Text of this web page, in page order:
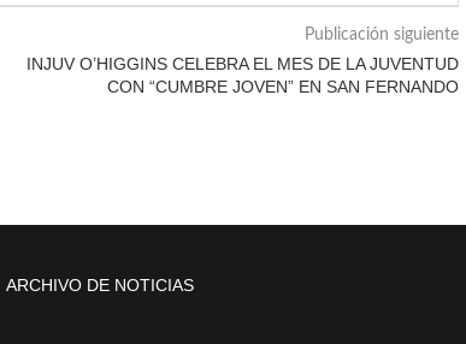
Publicación siguiente
INJUV O’HIGGINS CELEBRA EL MES DE LA JUVENTUD
CON “CUMBRE JOVEN” EN SAN FERNANDO
ARCHIVO DE NOTICIAS